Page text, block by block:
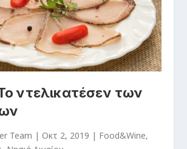
ντελικατέσεν των
Team |Οκτ 2, 2019 | Food&Wine,